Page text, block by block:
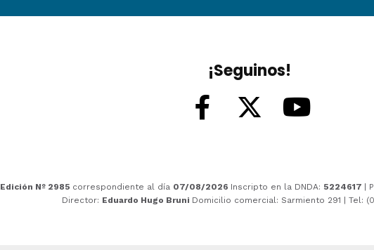
¡Seguinos!
Edición Nº 2985 correspondiente al día 07/08/2026 Inscripto en la DNDA: 5224617 |
Director: Eduardo Hugo Bruni Domicilio comercial: Sarmiento 291 | Tel: